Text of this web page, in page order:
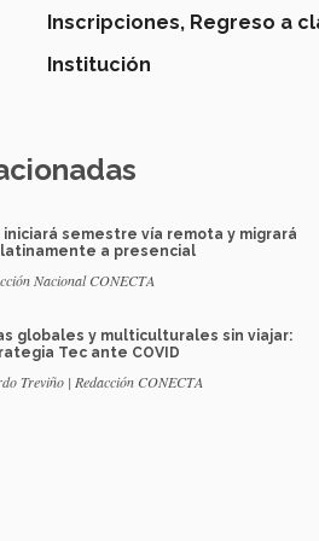
Inscripciones, Regreso a
Institución
iniciará semestre vía remota y migrará
a presencial
Nacional CONECTA
globales y multiculturales sin viajar:
Tec ante COVID
Treviño | Redacción CONECTA